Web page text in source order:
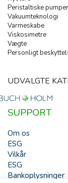
Peristaltiske pumper
Vakuumteknologi
Varmeskabe
Viskosimetre
Vægte
Personligt
UDVALGTE
SUPPORT
Om os
ESG
Vilkår
ESG
Bankoplysninger